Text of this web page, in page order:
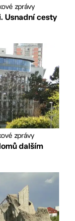
zprávy
Usnadní cesty
zprávy
dalším